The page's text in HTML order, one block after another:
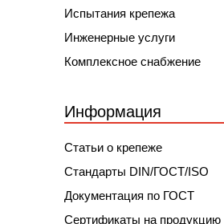
Испытания крепежа
Инженерные услуги
Комплексное снабжение
Информация
Статьи о крепеже
Стандарты DIN/ГОСТ/ISO
Документация по ГОСТ
Сертификаты на продукцию